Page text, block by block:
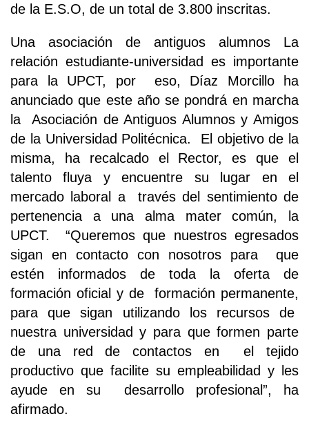
de la E.S.O, de un total de 3.800 inscritas.
Una asociación de antiguos alumnos La
relación estudiante-universidad es importante
para la UPCT, por eso, Díaz Morcillo ha
anunciado que este año se pondrá en marcha
la Asociación de Antiguos Alumnos y Amigos
de la Universidad Politécnica. El objetivo de la
misma, ha recalcado el Rector, es que el
talento fluya y encuentre su lugar en el
mercado laboral a través del sentimiento de
pertenencia a una alma mater común, la
UPCT. “Queremos que nuestros egresados
sigan en contacto con nosotros para que
estén informados de toda la oferta de
formación oficial y de formación permanente,
para que sigan utilizando los recursos de
nuestra universidad y para que formen parte
de una red de contactos en el tejido
productivo que facilite su empleabilidad y les
ayude en su desarrollo profesional”, ha
afirmado.